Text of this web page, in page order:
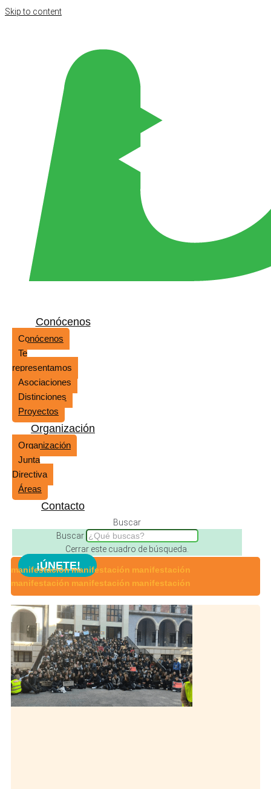
Skip to content
Conócenos
Conócenos
Te
representamos
Asociaciones
Distinciones
Proyectos
Organización
Organización
Junta
Directiva
Áreas
Contacto
Buscar
Buscar
Cerrar este cuadro de búsqueda.
¡ÚNETE!
manifestaciónmanifestación manifestación
manifestación manifestación manifestación